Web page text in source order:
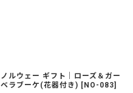
ノルウェー ギフト｜ローズ＆ガー
ベラブーケ(花器付き) [ NO-083]